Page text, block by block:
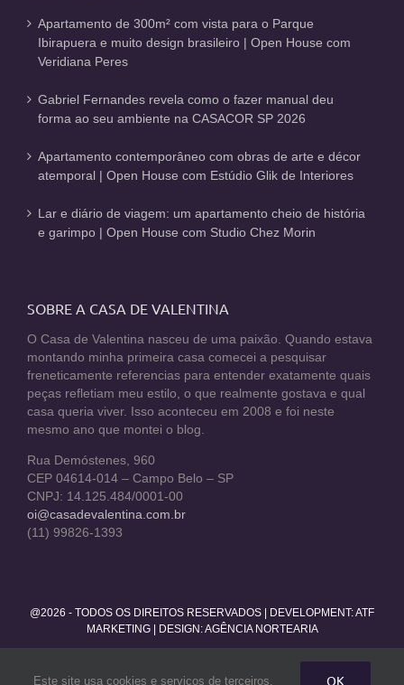
Apartamento de 300m² com vista para o Parque
Ibirapuera e muito design brasileiro | Open House com
Veridiana Peres
Gabriel Fernandes revela como o fazer manual deu
forma ao seu ambiente na CASACOR SP 2026
Apartamento contemporâneo com obras de arte e décor
atemporal | Open House com Estúdio Glik de Interiores
Lar e diário de viagem: um apartamento cheio de história
e garimpo | Open House com Studio Chez Morin
SOBRE A CASA DE VALENTINA
O Casa de Valentina nasceu de uma paixão. Quando estava
montando minha primeira casa comecei a pesquisar
freneticamente referencias para entender exatamente quais
peças refletiam meu estilo, o que realmente gostava e qual
casa queria viver. Isso aconteceu em 2008 e foi neste
mesmo ano que montei o blog.
Rua Demóstenes, 960
CEP 04614-014 – Campo Belo – SP
CNPJ: 14.125.484/0001-00
oi@casadevalentina.com.br
(11) 99826-1393
@2026 - TODOS OS DIREITOS RESERVADOS | DEVELOPMENT:ATF
MARKETING| DESIGN: AGÊNCIA NORTEARIA
FacebookTwitterInstagramPinterestYouTube
Este site usa cookies e serviços de terceiros. OK